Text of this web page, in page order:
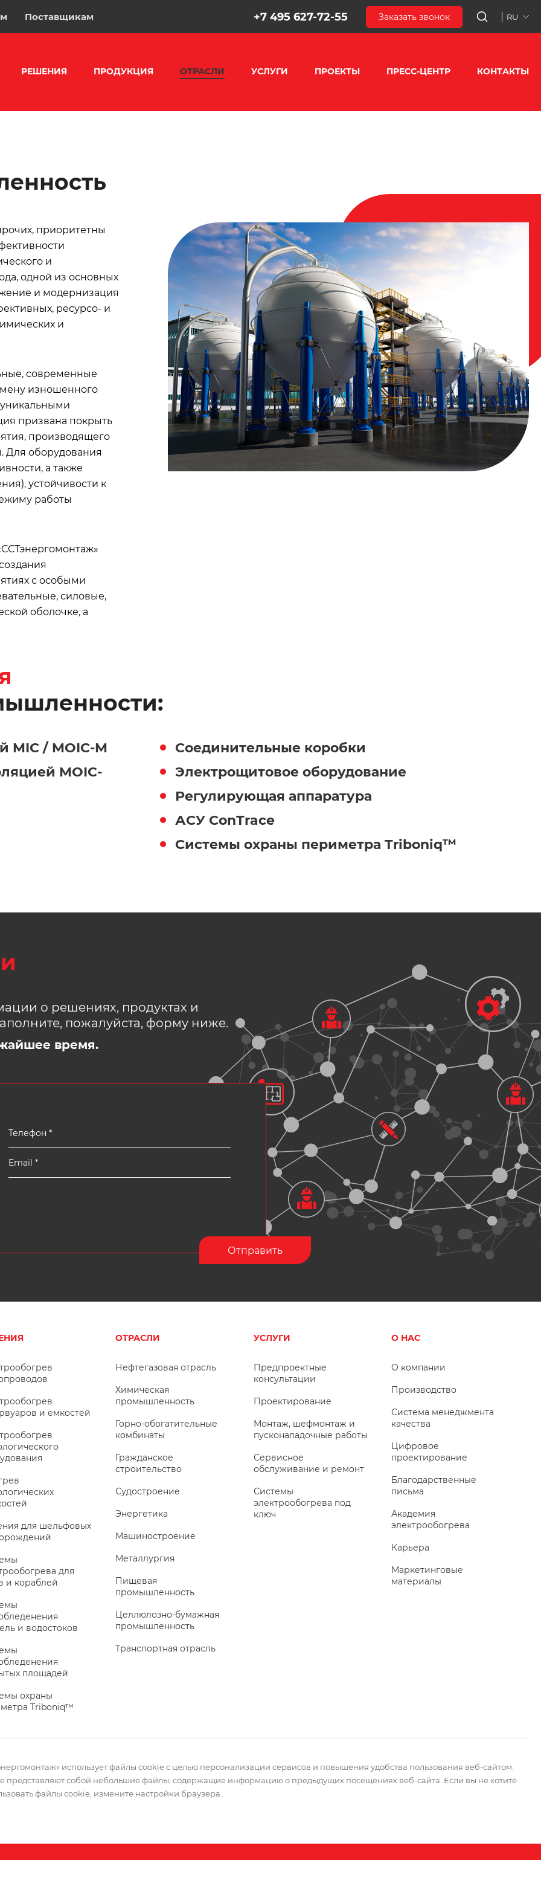
Поставщикам +7 495 627-72-55 Заказать звонок RU
РЕШЕНИЯ ПРОДУКЦИЯ ОТРАСЛИ УСЛУГИ ПРОЕКТЫ ПРЕСС-ЦЕНТР КОНТАКТЫ
приоритетны
и
одной из основных
и модернизация
ресурсо- и
и
современные
изношенного
призвана покрыть
производящего
Для оборудования
а также
устойчивости к
работы
с особыми
силовые,
оболочке, а
MIC / MOIC-M
MOIC-
Соединительные коробки
Электрощитовое оборудование
Регулирующая аппаратура
АСУ ConTrace
Системы охраны периметра Triboniq™
о решениях, продуктах и
пожалуйста, форму ниже.
время.
и емкостей
для шельфовых
для
и кораблей
и водостоков
площадей
охраны
Triboniq™
ОТРАСЛИ
Нефтегазовая отрасль
Химическая
промышленность
Горно-обогатительные
комбинаты
Гражданское
строительство
Судостроение
Энергетика
Машиностроение
Металлургия
Пищевая
промышленность
Целлюлозно-бумажная
промышленность
Транспортная отрасль
УСЛУГИ
Предпроектные
консультации
Проектирование
Монтаж, шефмонтаж и
пусконаладочные работы
Сервисное
обслуживание и ремонт
Системы
электрообогрева под
ключ
О НАС
О компании
Производство
Система менеджмента
качества
Цифровое
проектирование
Благодарственные
письма
Академия
электрообогрева
Карьера
Маркетинговые
материалы
использует файлы cookie с целью персонализации сервисов и повышения удобства пользования веб-сайтом.
представляют собой небольшие файлы, содержащие информацию о предыдущих посещениях веб-сайта. Если вы не хотите
файлы cookie, измените настройки браузера.